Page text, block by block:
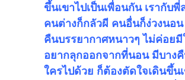
ขึ้นเขาไปเป็นเพื่อนกัน เรากับพี่
คนต่างก็กลัวผี คนอื่นก็ง่วงนอน
คืนบรรยากาศหนาวๆ ไม่ค่อยมี
อยากลุกออกจากที่นอน มีบาง
ใครไปด้วย ก็ต้องตัดใจเดินขึ้น